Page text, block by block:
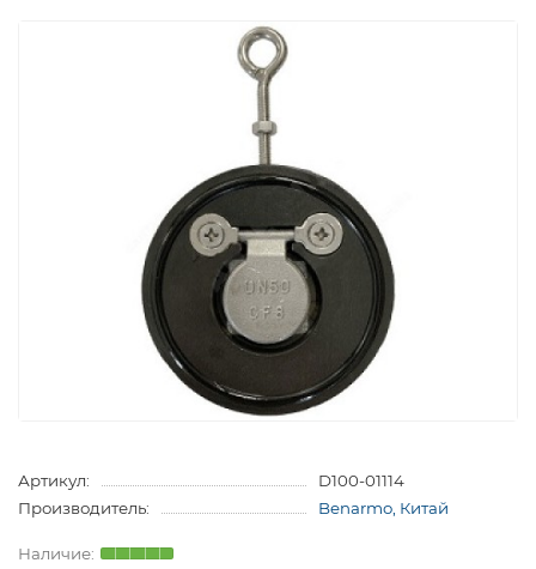
Артикул:
D100-01114
Производитель:
Benarmo, Китай